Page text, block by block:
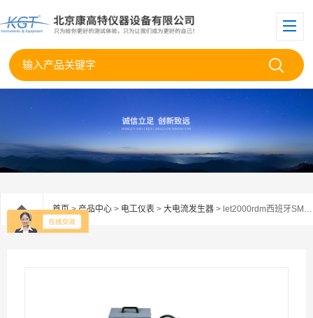
首页>产品中心 > 电工仪表 > 大电流发生器 > let2000rdm西班牙SMC LET-2000-RDM大电流发生器